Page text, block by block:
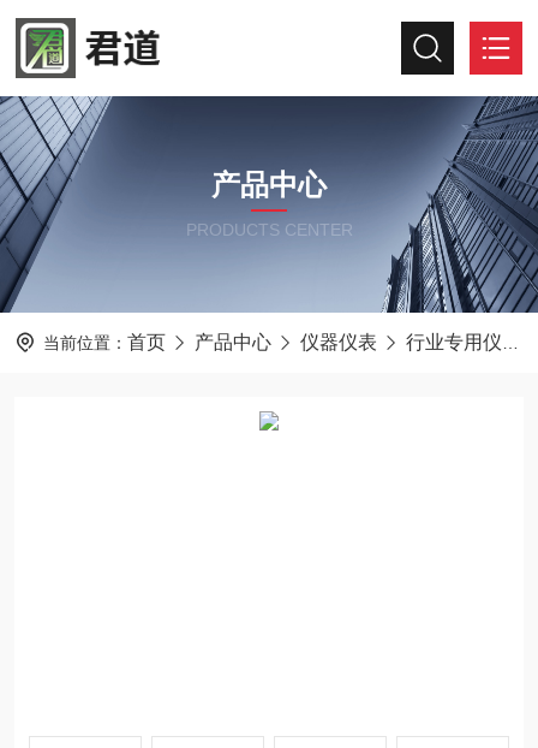
产品中心
PRODUCTS CENTER
当前位置： 首页 产品中心 仪器仪表 行业专用仪器仪表